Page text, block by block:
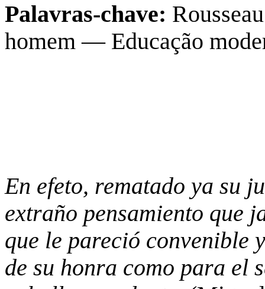
Palavras-chave:
homem — Educação
En efeto, rematado ya su
extraño pensamiento que
que le pareció convenible
de su honra como para el